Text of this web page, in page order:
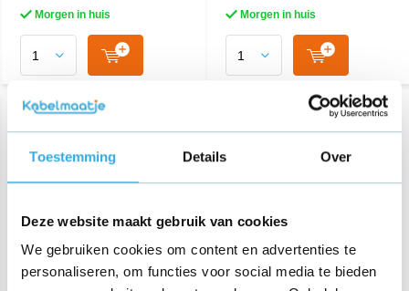
Toestemming Details Over
Deze website maakt gebruik van cookies
We gebruiken cookies om content en advertenties te
personaliseren, om functies voor social media te bieden
Morgen in huis Morgen in huis
Oplader geschikt voor
Oplader geschikt voor